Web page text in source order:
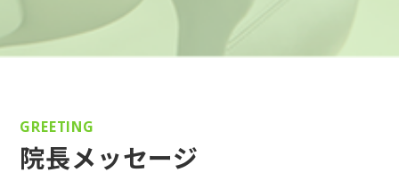
GREETING
院長メッセージ